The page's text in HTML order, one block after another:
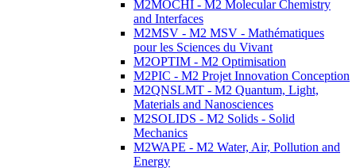
M2MOCHI - M2 Molecular Chemistry
and Interfaces
M2MSV - M2 MSV - Mathématiques
pour les Sciences du Vivant
M2OPTIM - M2 Optimisation
M2PIC - M2 Projet Innovation Conception
M2QNSLMT - M2 Quantum, Light,
Materials and Nanosciences
M2SOLIDS - M2 Solids - Solid
Mechanics
M2WAPE - M2 Water, Air, Pollution and
Energy